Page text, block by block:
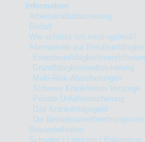
Information
Arbeitskraftabsicherung
Bedarf
Wie schütze ich mich optimal?
Alternativen zur
Grundfähigkeitenabsicherung
Multi-Risk-Absicherungen
Schwere Krankheiten Vorsorge
Private Unfallversicherung
Das Krankentagegeld
Die
Besonderheiten
Schaden / Leistung / Prävention